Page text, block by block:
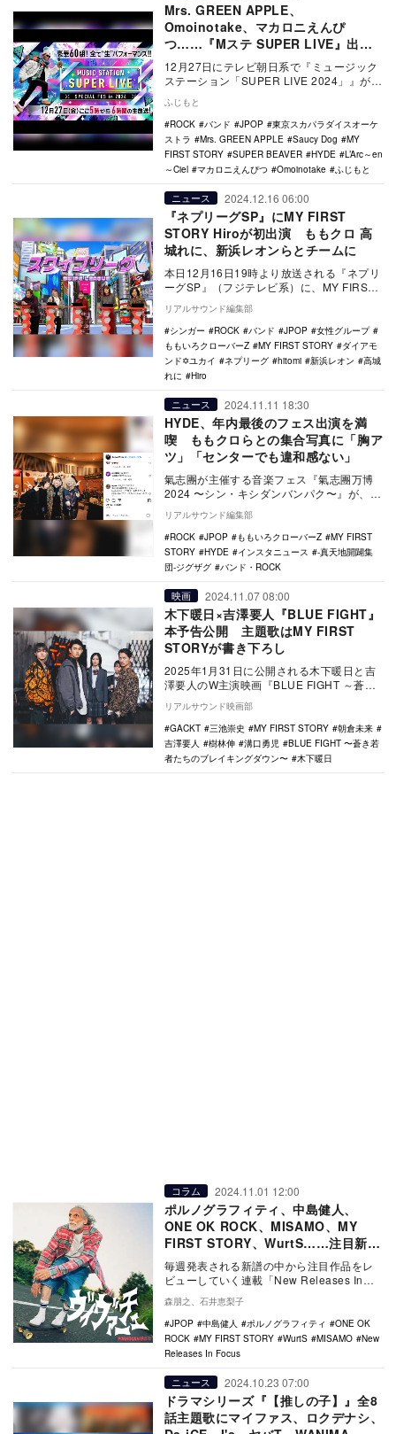
Mrs. GREEN APPLE、
Omoinotake、マカロニえんぴ
つ……『Mステ SUPER LIVE』出演
バンドたちの活躍
12月27日にテレビ朝日系で『ミュージック
ステーション「SUPER LIVE 2024」』が放
ふじもと
ROCK
バンド JPOP
東京スカパラダイスオーケ
ストラ
Mrs. GREEN APPLE Saucy Dog
MY
FIRST STORY
SUPER BEAVER HYDE
L’Arc～en
～Ciel
マカロニえんぴつ Omoinotake ふじもと
ニュース 2024.12.16 06:00
『ネプリーグSP』にMY FIRST
STORY Hiroが初出演 ももクロ 高
城れに、新浜レオンらとチームに
本日12月16日19時より放送される『ネプリ
ーグSP』（フジテレビ系）に、MY FIRST
STORYのHiroらが出演する。 …
リアルサウンド編集部
シンガー
ROCK バンド JPOP
女性グループ
ももいろクローバーZ
MY FIRST STORY
ダイアモ
ンド✡ユカイ
ネプリーグ hitomi 新浜レオン
高城
れに
Hiro
ニュース 2024.11.11 18:30
HYDE、年内最後のフェス出演を満
喫 ももクロらとの集合写真に「胸ア
ツ」「センターでも違和感ない」
氣志團が主催する音楽フェス『氣志團万博
2024 〜シン・キシダンバンパク〜』が、11
月9日、10日に幕張メッセ国際展示場9～
11…
リアルサウンド編集部
ROCK
JPOP ももいろクローバーZ
MY FIRST
STORY
HYDE インスタニュース
-真天地開闢集
団-ジグザグ
バンド・ROCK
映画 2024.11.07 08:00
木下暖日×吉澤要人『BLUE FIGHT』
本予告公開 主題歌はMY FIRST
STORYが書き下ろし
2025年1月31日に公開される木下暖日と吉
澤要人のW主演映画『BLUE FIGHT ～蒼き
若者たちのブレイキングダウン～』の主…
リアルサウンド映画部
GACKT
三池崇史 MY FIRST STORY
朝倉未来
吉澤要人
樹林伸 溝口勇児
BLUE FIGHT 〜蒼き若
者たちのブレイキングダウン〜
木下暖日
コラム 2024.11.01 12:00
ポルノグラフィティ、中島健人、
ONE OK ROCK、MISAMO、MY
FIRST STORY、WurtS……注目新譜
6作をレビュー
毎週発表される新譜の中から注目作品をレ
ビューしていく連載「New Releases In
Focus」。今回はポルノグラフィティ…
森朋之、石井恵梨子
JPOP
中島健人 ポルノグラフィティ
ONE OK
ROCK
MY FIRST STORY WurtS MISAMO
New
Releases In Focus
ニュース 2024.10.23 07:00
ドラマシリーズ『【推しの子】』全8
話主題歌にマイファス、ロクデナシ、